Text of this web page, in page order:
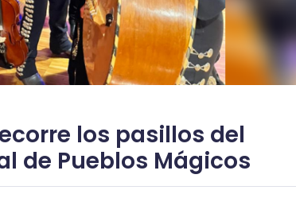
los pasillos del
de Pueblos Mágicos